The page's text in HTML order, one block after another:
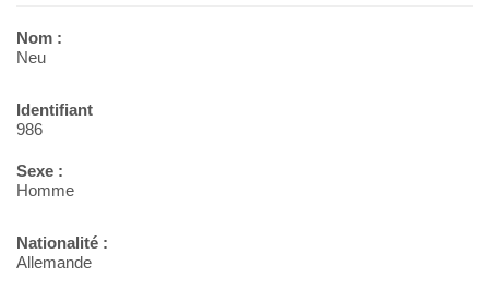
Nom :
Neu
Identifiant
986
Sexe :
Homme
Nationalité :
Allemande